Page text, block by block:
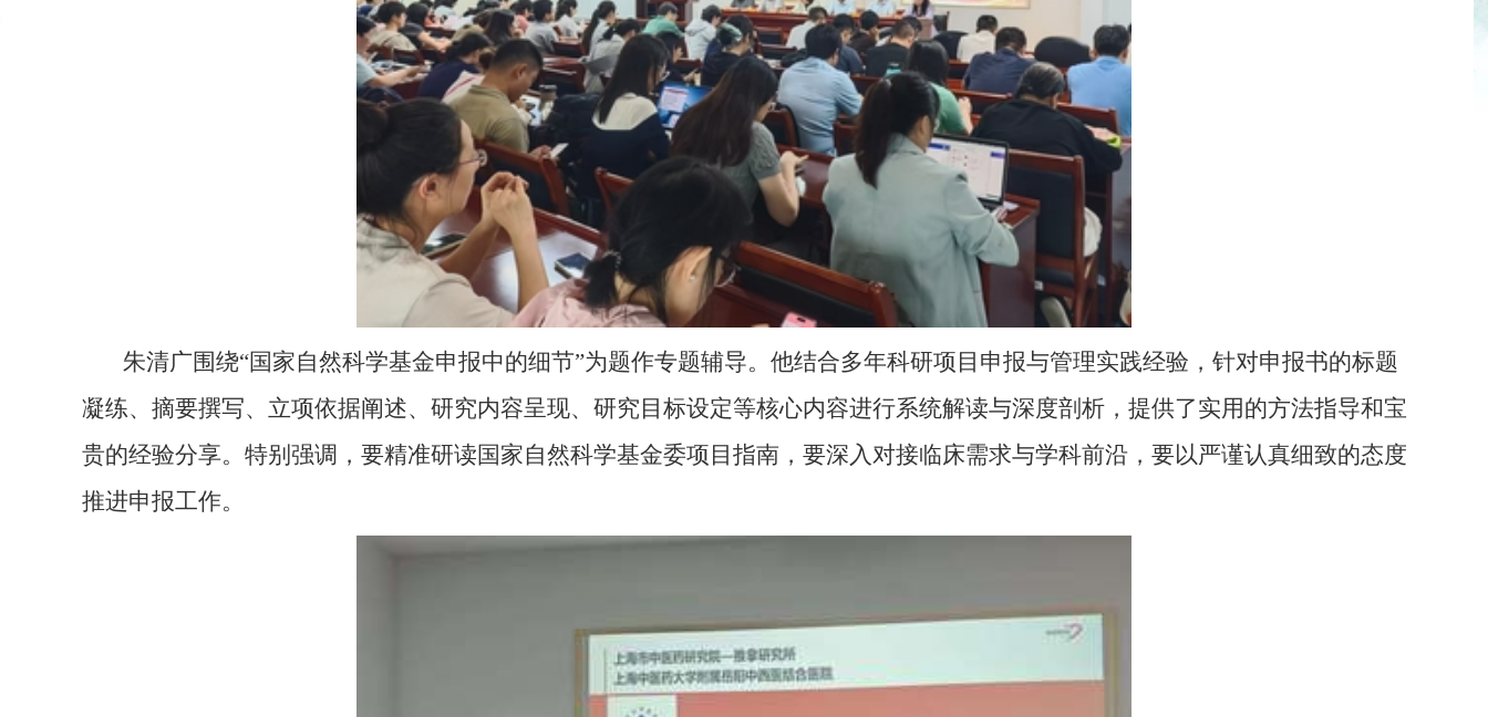
朱清广围绕“国家自然科学基金申报中的细节”为题作专题辅导。他结合多年科研项目申报与管理实践经验，针对申报书的标题
凝练、摘要撰写、立项依据阐述、研究内容呈现、研究目标设定等核心内容进行系统解读与深度剖析，提供了实用的方法指导和宝
贵的经验分享。特别强调，要精准研读国家自然科学基金委项目指南，要深入对接临床需求与学科前沿，要以严谨认真细致的态度
推进申报工作。